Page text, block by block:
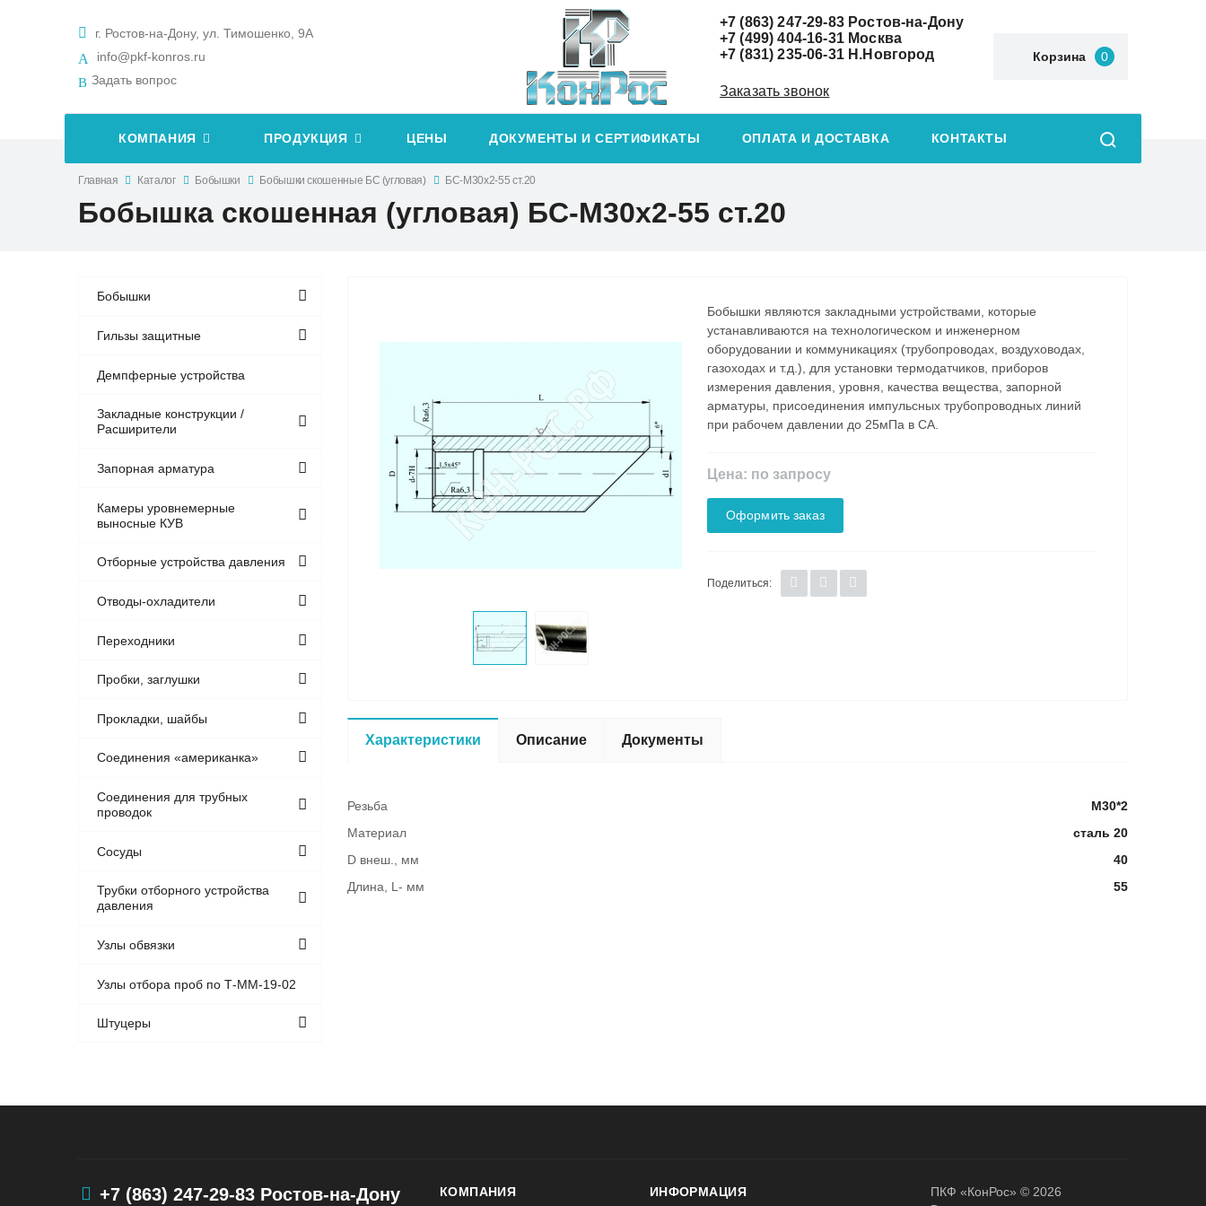
г. Ростов-на-Дону, ул. Тимошенко, 9А
info@pkf-konros.ru
Задать вопрос
+7 (863) 247-29-83Ростов-на-Дону
+7 (499) 404-16-31Москва
+7 (831) 235-06-31Н.Новгород
Заказать звонок
Корзина 0
КОМПАНИЯ ПРОДУКЦИЯ ЦЕНЫ ДОКУМЕНТЫ И СЕРТИФИКАТЫ ОПЛАТА И ДОСТАВКА КОНТАКТЫ
Главная Каталог Бобышки Бобышки скошенные БC (угловая) БС-М30х2-55 ст.20
Бобышка скошенная (угловая) БС-М30х2-55 ст.20
Бобышки
Гильзы защитные
Демпферные устройства
Закладные конструкции /
Расширители
Запорная арматура
Камеры уровнемерные
выносные КУВ
Отборные устройства давления
Отводы-охладители
Переходники
Пробки, заглушки
Прокладки, шайбы
Соединения «американка»
Соединения для трубных
проводок
Сосуды
Трубки отборного устройства
давления
Узлы обвязки
Узлы отбора проб по Т-ММ-19-02
Штуцеры
Бобышки являются закладными устройствами, которые
устанавливаются на технологическом и инженерном
оборудовании и коммуникациях (трубопроводах, воздуховодах,
газоходах и т.д.), для установки термодатчиков, приборов
измерения давления, уровня, качества вещества, запорной
арматуры, присоединения импульсных трубопроводных линий
при рабочем давлении до 25мПа в СА.
Цена: по запросу
Оформить заказ
Поделиться:
Характеристики Описание Документы
Резьба
М30*2
Материал
сталь 20
D внеш., мм
40
Длина, L- мм
55
+7 (863) 247-29-83 Ростов-на-Дону
КОМПАНИЯ ИНФОРМАЦИЯ
ПКФ «КонРос» © 2026